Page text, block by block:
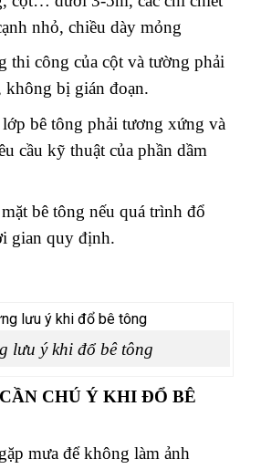
nhỏ, chiều dày mỏng
thi công của cột và tường phải
không bị gián đoạn.
bê tông phải tương xứng và
cầu kỹ thuật của phần dầm
bê tông nếu quá trình đổ
gian quy định.
lưu ý khi đổ bê tông
CHÚ Ý KHI ĐỔ BÊ
mưa để không làm ảnh